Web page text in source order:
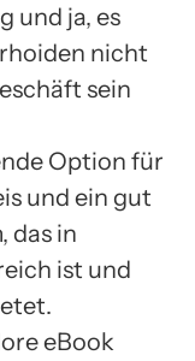
und ja, es
nicht
sein
Option für
und ein gut
das in
ist und
eBook